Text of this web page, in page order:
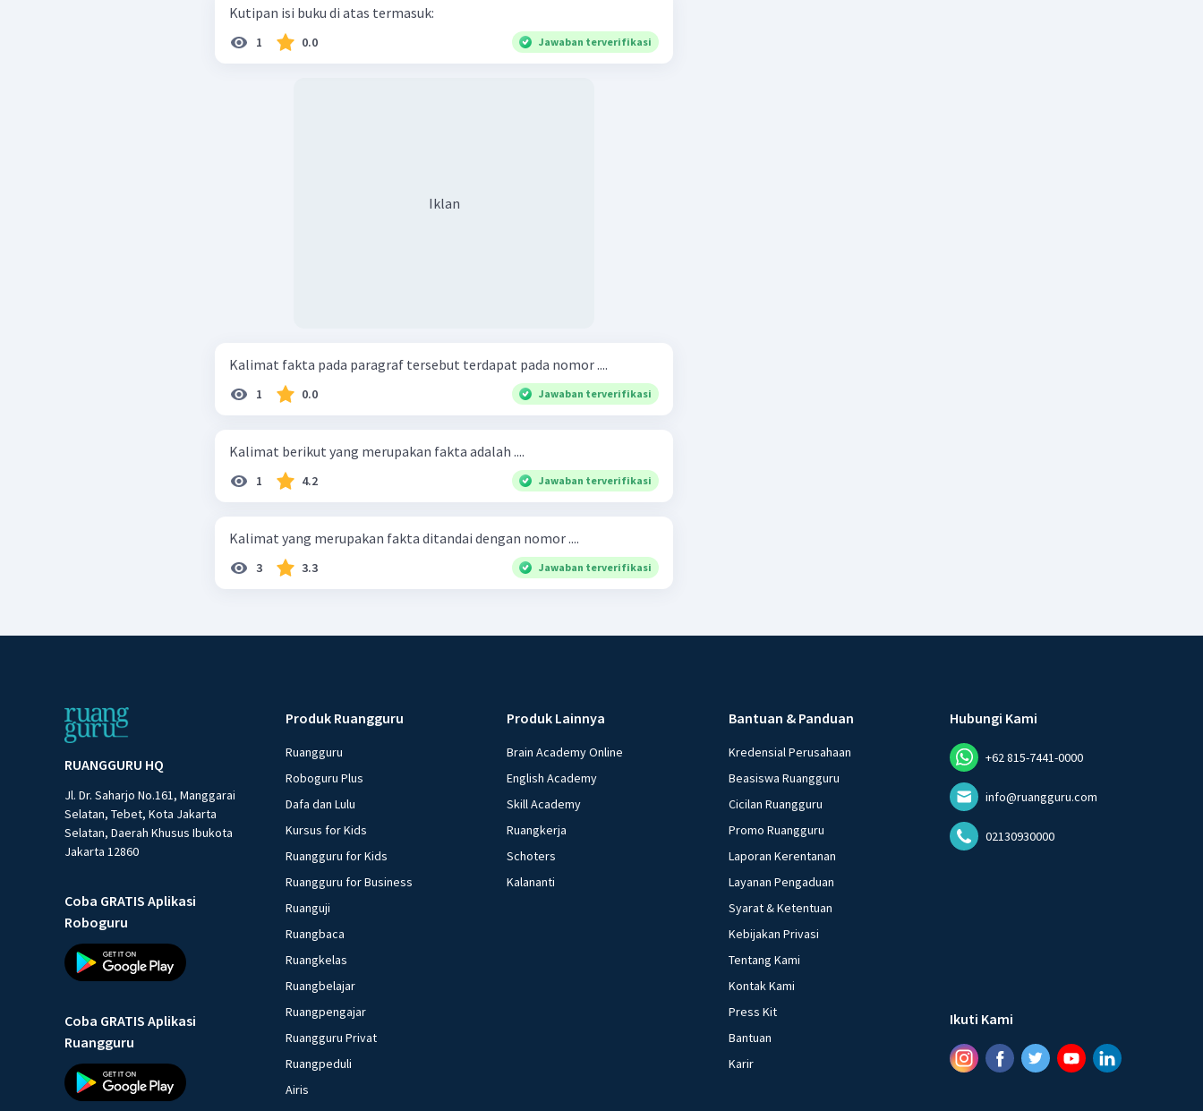
Kutipan isi buku di atas termasuk:
1 0.0 Jawaban terverifikasi
Iklan
Kalimat fakta pada paragraf tersebut terdapat pada nomor ....
1 0.0 Jawaban terverifikasi
Kalimat berikut yang merupakan fakta adalah ....
1 4.2 Jawaban terverifikasi
Kalimat yang merupakan fakta ditandai dengan nomor ....
3 3.3 Jawaban terverifikasi
RUANGGURU HQ
Jl. Dr. Saharjo No.161, Manggarai
Selatan, Tebet, Kota Jakarta
Selatan, Daerah Khusus Ibukota
Jakarta 12860
Coba GRATIS Aplikasi
Roboguru
Coba GRATIS Aplikasi
Ruangguru
Produk Ruangguru
Ruangguru
Roboguru Plus
Dafa dan Lulu
Kursus for Kids
Ruangguru for Kids
Ruangguru for Business
Ruanguji
Ruangbaca
Ruangkelas
Ruangbelajar
Ruangpengajar
Ruangguru Privat
Ruangpeduli
Airis
Produk Lainnya
Brain Academy Online
English Academy
Skill Academy
Ruangkerja
Schoters
Kalananti
Bantuan & Panduan
Kredensial Perusahaan
Beasiswa Ruangguru
Cicilan Ruangguru
Promo Ruangguru
Laporan Kerentanan
Layanan Pengaduan
Syarat & Ketentuan
Kebijakan Privasi
Tentang Kami
Kontak Kami
Press Kit
Bantuan
Karir
Hubungi Kami
+62 815-7441-0000
info@ruangguru.com
02130930000
Ikuti Kami